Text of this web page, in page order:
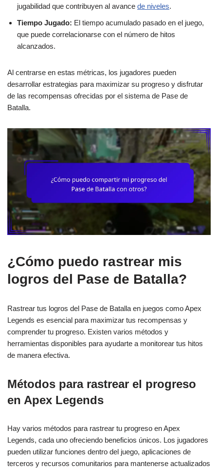
jugabilidad que contribuyen al avance de niveles.
Tiempo Jugado: El tiempo acumulado pasado en el juego,
que puede correlacionarse con el número de hitos
alcanzados.
Al centrarse en estas métricas, los jugadores pueden
desarrollar estrategias para maximizar su progreso y disfrutar
de las recompensas ofrecidas por el sistema de Pase de
Batalla.
¿Cómo puedo rastrear mis
logros del Pase de Batalla?
Rastrear tus logros del Pase de Batalla en juegos como Apex
Legends es esencial para maximizar tus recompensas y
comprender tu progreso. Existen varios métodos y
herramientas disponibles para ayudarte a monitorear tus hitos
de manera efectiva.
Métodos para rastrear el progreso
en Apex Legends
Hay varios métodos para rastrear tu progreso en Apex
Legends, cada uno ofreciendo beneficios únicos. Los jugadores
pueden utilizar funciones dentro del juego, aplicaciones de
terceros y recursos comunitarios para mantenerse actualizados